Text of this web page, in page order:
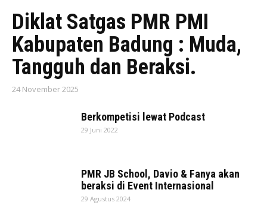
Diklat Satgas PMR PMI
Kabupaten Badung : Muda,
Tangguh dan Beraksi.
24 November 2025
Berkompetisi lewat Podcast
29 Juni 2022
PMR JB School, Davio & Fanya akan
beraksi di Event Internasional
29 Agustus 2024